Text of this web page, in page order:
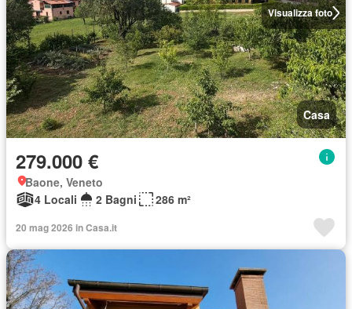
Visualizza foto
Casa
279.000 €
Baone, Veneto
4 Locali
2 Bagni 286 m²
20 mag 2026 in Casa.it